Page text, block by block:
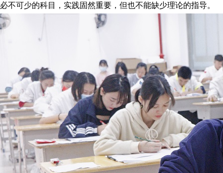
必不可少的科目，实践固然重要，但也不能缺少理论的指导。